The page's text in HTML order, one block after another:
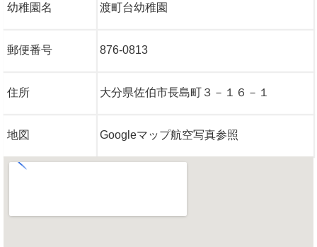
幼稚園名 渡町台幼稚園
郵便番号 876-0813
住所 大分県佐伯市長島町３－１６－１
地図 Googleマップ航空写真参照